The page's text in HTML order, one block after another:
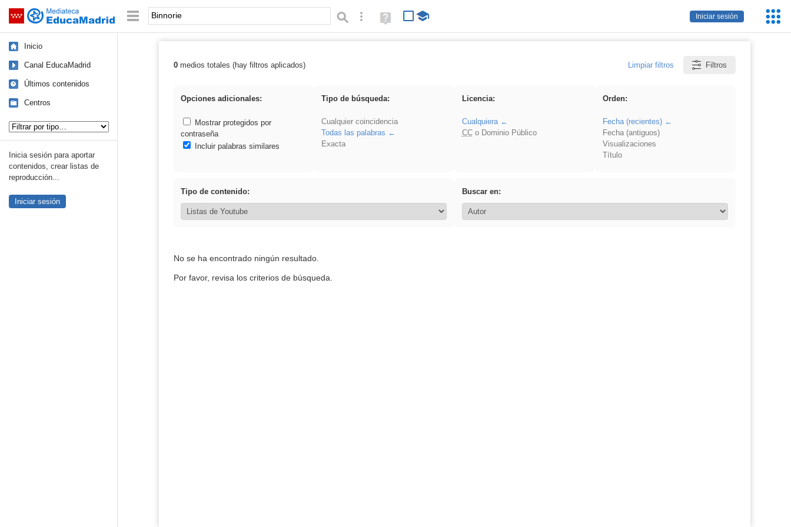
Saltar navegación
Iniciar sesión
Palabra o frase: Búsqueda avanzada
Ayuda
(en
Inicio
Canal EducaMadrid
Últimos contenidos
Centros
Inicia sesión para aportar
contenidos, crear listas de
reproducción...
Iniciar sesión
Resultados de: Binnorie
0medios totales (hay filtros aplicados) Limpiar filtros Filtros
Opciones adicionales:
Mostrar protegidos por
contraseña
Incluir palabras similares
Tipo de búsqueda:
Cualquier coincidencia
Todas las palabras
Exacta
Licencia:
Cualquiera
CCo Dominio Público
Orden:
Fecha (recientes)
Fecha (antiguos)
Visualizaciones
Título
Tipo de contenido: Buscar en:
No se ha encontrado ningún resultado.
Por favor, revisa los criterios de búsqueda.